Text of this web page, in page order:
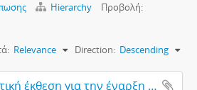
Hierarchy Προβολή:
Relevance Direction: Descending
Εισηγητική έκθεση για την έναρξη της λειτουργίας της Δημοτικής Βιβλιοθήκης στη Λεμεσό